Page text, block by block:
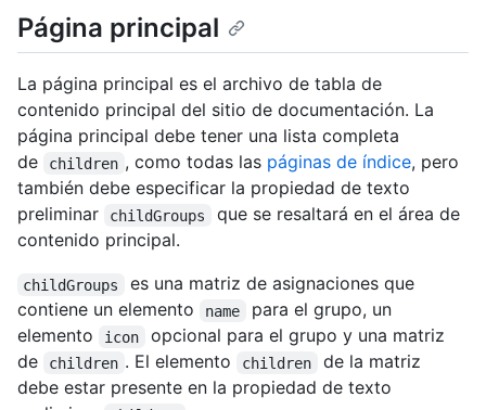
Página principal
La página principal es el archivo de tabla de
contenido principal del sitio de documentación. La
página principal debe tener una lista completa
de
children , como todas las páginas de índice, pero
también debe especificar la propiedad de texto
preliminar
childGroups
que se resaltará en el área de
contenido principal.
childGroups
es una matriz de asignaciones que
contiene un elemento
name
para el grupo, un
elemento
icon
opcional para el grupo y una matriz
de
children . El elemento children
de la matriz
debe estar presente en la propiedad de texto